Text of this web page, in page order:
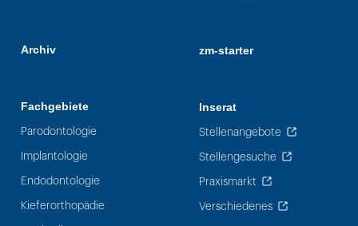
Archiv
Fachgebiete
Parodontologie
Implantologie
Endodontologie
Kieferorthopädie
zm-starter
Inserat
Stellenangebote
Stellengesuche
Praxismarkt
Verschiedenes